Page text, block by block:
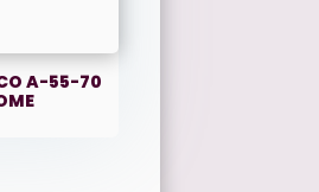
A-55-70